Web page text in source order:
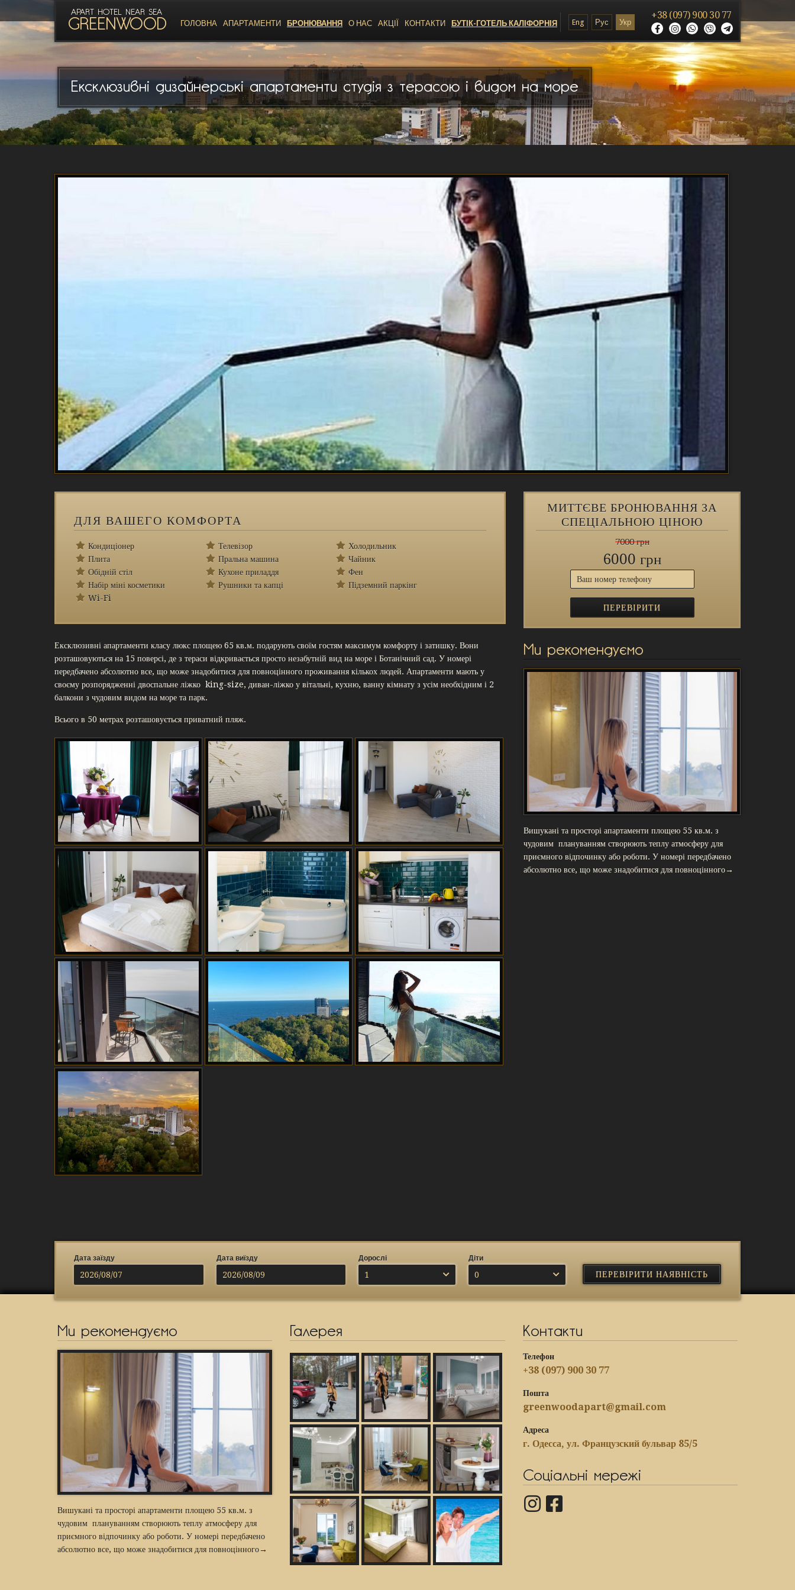
APART HOTEL NEAR SEA
GREENWOOD ГОЛОВНА АПАРТАМЕНТИ БРОНЮВАННЯ О НАС АКЦІЇ КОНТАКТИ БУТІК-ГОТЕЛЬ КАЛІФОРНІЯ Eng Рус Укр
+38 (097) 900 30 77
Ексклюзивні дизайнерські апартаменти студія з терасою і видом на море
ДЛЯ ВАШЕГО КОМФОРТА
Кондиціонер Телевізор
Холодильник
Плита
Пральна машина
Чайник
Обідній стіл
Кухоне приладдя
Фен
Набір міні косметики
Рушники та капці
Підземний паркінг
Wi-Fi
Ексклюзивні апартаменти класу люкс площею 65 кв.м. подарують своїм гостям максимум комфорту і затишку. Вони
розташовуються на 15 поверсі, де з тераси відкривається просто незабутній вид на море і Ботанічний сад. У номері
передбачено абсолютно все, що може знадобитися для повноцінного проживання кількох людей. Апартаменти мають у
своєму розпорядженні двоспальне ліжко king-size, диван-ліжко у вітальні, кухню, ванну кімнату з усім необхідним і 2
балкони з чудовим видом на море та парк.
Всього в 50 метрах розташовується приватний пляж.
МИТТЄВЕ БРОНЮВАННЯ ЗА
СПЕЦІАЛЬНОЮ ЦІНОЮ
7000 грн
6000 грн
Ми рекомендуємо
Вишукані та просторі апартаменти площею 55 кв.м. з
чудовим плануванням створюють теплу атмосферу для
приємного відпочинку або роботи. У номері передбачено
абсолютно все, що може знадобитися для повноцінного→
Дата заїзду Дата виїзду Дорослі
1
Діти
0
Ми рекомендуємо
Вишукані та просторі апартаменти площею 55 кв.м. з
чудовим плануванням створюють теплу атмосферу для
приємного відпочинку або роботи. У номері передбачено
абсолютно все, що може знадобитися для повноцінного→
Галерея Контакти
Телефон
+38 (097) 900 30 77
Пошта
greenwoodapart@gmail.com
Адреса
г. Одесса, ул. Французский бульвар 85/5
Соціальні мережі